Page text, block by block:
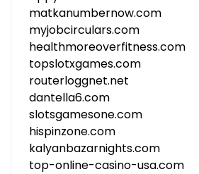
matkanumbernow.com
myjobcirculars.com
healthmoreoverfitness.com
topslotxgames.com
routerloggnet.net
dantella6.com
slotsgamesone.com
hispinzone.com
kalyanbazarnights.com
top-online-casino-usa.com